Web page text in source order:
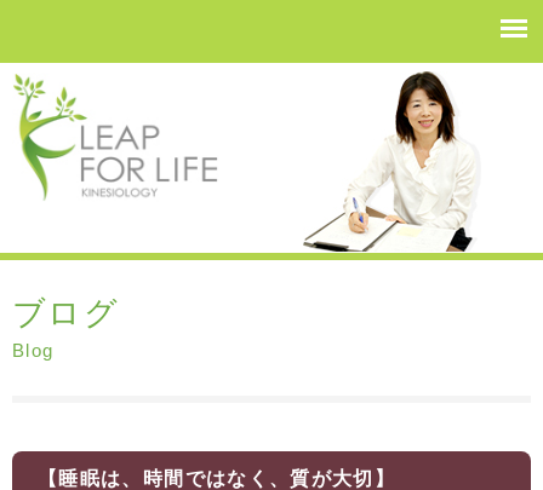
ブログ
Blog
【睡眠は、時間ではなく、質が大切】